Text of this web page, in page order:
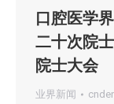
口腔医学
二十次院
院士大会
业界新闻